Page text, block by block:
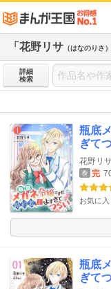
「花野リサ （はなのりさ）
詳細
検索
瓶底
ぎて
花野リ
巻 完
お気に入
瓶底
ぎて